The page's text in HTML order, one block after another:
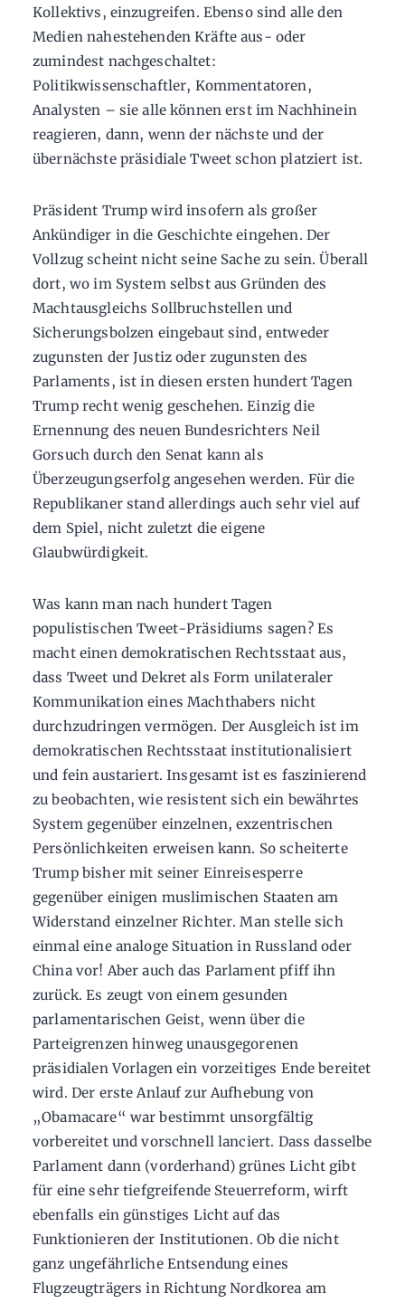
Kollektivs, einzugreifen. Ebenso sind alle den
Medien nahestehenden Kräfte aus- oder
zumindest nachgeschaltet:
Politikwissenschaftler, Kommentatoren,
Analysten – sie alle können erst im Nachhinein
reagieren, dann, wenn der nächste und der
übernächste präsidiale Tweet schon platziert ist.
Präsident Trump wird insofern als großer
Ankündiger in die Geschichte eingehen. Der
Vollzug scheint nicht seine Sache zu sein. Überall
dort, wo im System selbst aus Gründen des
Machtausgleichs Sollbruchstellen und
Sicherungsbolzen eingebaut sind, entweder
zugunsten der Justiz oder zugunsten des
Parlaments, ist in diesen ersten hundert Tagen
Trump recht wenig geschehen. Einzig die
Ernennung des neuen Bundesrichters Neil
Gorsuch durch den Senat kann als
Überzeugungserfolg angesehen werden. Für die
Republikaner stand allerdings auch sehr viel auf
dem Spiel, nicht zuletzt die eigene
Glaubwürdigkeit.
Was kann man nach hundert Tagen
populistischen Tweet-Präsidiums sagen? Es
macht einen demokratischen Rechtsstaat aus,
dass Tweet und Dekret als Form unilateraler
Kommunikation eines Machthabers nicht
durchzudringen vermögen. Der Ausgleich ist im
demokratischen Rechtsstaat institutionalisiert
und fein austariert. Insgesamt ist es faszinierend
zu beobachten, wie resistent sich ein bewährtes
System gegenüber einzelnen, exzentrischen
Persönlichkeiten erweisen kann. So scheiterte
Trump bisher mit seiner Einreisesperre
gegenüber einigen muslimischen Staaten am
Widerstand einzelner Richter. Man stelle sich
einmal eine analoge Situation in Russland oder
China vor! Aber auch das Parlament pfiff ihn
zurück. Es zeugt von einem gesunden
parlamentarischen Geist, wenn über die
Parteigrenzen hinweg unausgegorenen
präsidialen Vorlagen ein vorzeitiges Ende bereitet
wird. Der erste Anlauf zur Aufhebung von
„Obamacare“ war bestimmt unsorgfältig
vorbereitet und vorschnell lanciert. Dass dasselbe
Parlament dann (vorderhand) grünes Licht gibt
für eine sehr tiefgreifende Steuerreform, wirft
ebenfalls ein günstiges Licht auf das
Funktionieren der Institutionen. Ob die nicht
ganz ungefährliche Entsendung eines
Flugzeugträgers in Richtung Nordkorea am